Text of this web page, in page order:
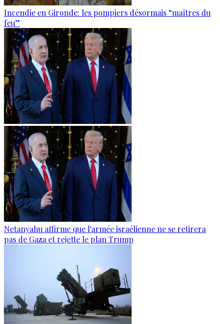
Incendie en Gironde: les pompiers désormais “maîtres du
feu”
Netanyahu affirme que l'armée israélienne ne se retirera
pas de Gaza et rejette le plan Trump